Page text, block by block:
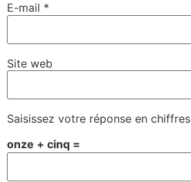
E-mail *
Site web
Saisissez votre réponse en chiffres
onze + cinq =